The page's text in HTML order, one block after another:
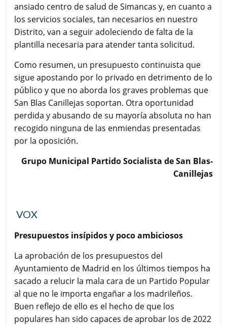
ansiado centro de salud de Simancas y, en cuanto a
los servicios sociales, tan necesarios en nuestro
Distrito, van a seguir adoleciendo de falta de la
plantilla necesaria para atender tanta solicitud.
Como resumen, un presupuesto continuista que
sigue apostando por lo privado en detrimento de lo
público y que no aborda los graves problemas que
San Blas Canillejas soportan. Otra oportunidad
perdida y abusando de su mayoría absoluta no han
recogido ninguna de las enmiendas presentadas
por la oposición.
Grupo Municipal Partido Socialista de San Blas-
Canillejas
VOX
Presupuestos insípidos y poco ambiciosos
La aprobación de los presupuestos del
Ayuntamiento de Madrid en los últimos tiempos ha
sacado a relucir la mala cara de un Partido Popular
al que no le importa engañar a los madrileños.
Buen reflejo de ello es el hecho de que los
populares han sido capaces de aprobar los de 2022